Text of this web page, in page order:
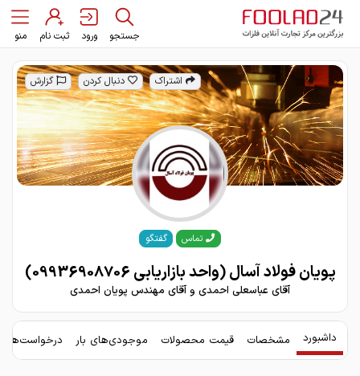
جستجو ورود ثبت نام منو
اشتراک دنبال کردن گزارش
تماس گفتگو
پویان فولاد آسال (واحد بازاریابی 09936908706)
آقای عباسعلی احمدی و آقای مهندس پویان احمدی
داشبورد مشخصات قیمت محصولات موجودی‌های بار